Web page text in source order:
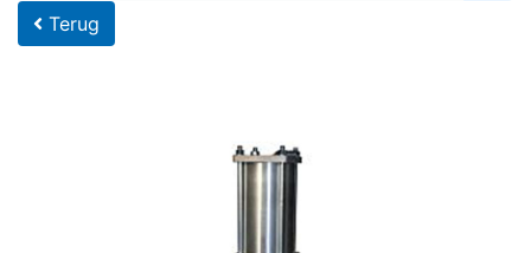
Terug